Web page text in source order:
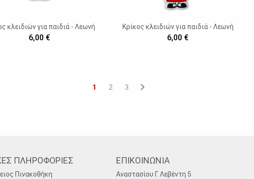
κλειδιών για παιδιά - Λεωνή
6,00 €
Κρίκος κλειδιών για παιδιά - Λεωνή
6,00 €
1 2 3
ΠΛΗΡΟΦΟΡΙΕΣ
Πινακοθήκη
ΕΠΙΚΟΙΝΩΝΙΑ
Αναστασίου Γ. Λεβέντη 5